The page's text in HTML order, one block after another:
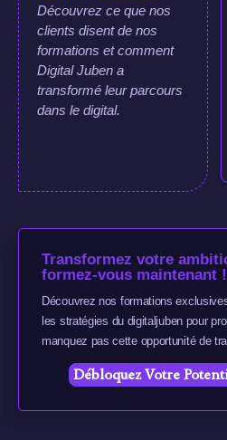
Découvrez ce que nos
clients disent de nos
formations et comment
Digital Juben a
transformé leur parcours
dans le digital.
Transformez votre
formez-vous maintenant !
Découvrez nos formations
les stratégies du digitaljuben pour
manquez pas cette opportunité de
Débloquez Votre